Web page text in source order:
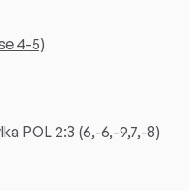
4-5)
POL 2:3 (6,-6,-9,7,-8)